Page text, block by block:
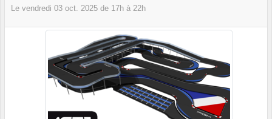
Le vendredi 03 oct. 2025 de 17h à 22h